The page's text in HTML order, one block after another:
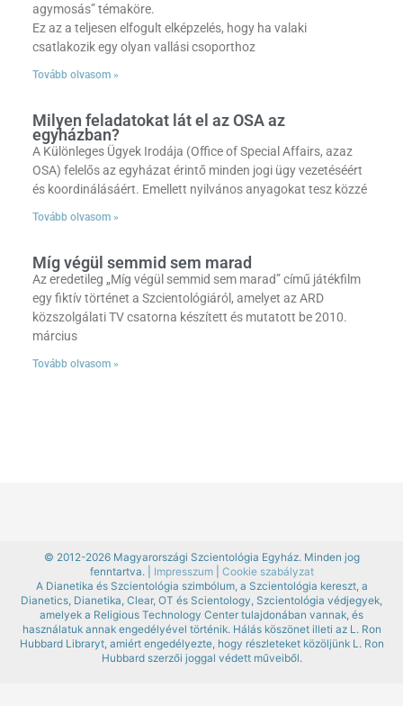
agymosás” témaköre.
Ez az a teljesen elfogult elképzelés, hogy ha valaki
csatlakozik egy olyan vallási csoporthoz
Tovább olvasom »
Milyen feladatokat lát el az OSA az
egyházban?
A Különleges Ügyek Irodája (Office of Special Affairs, azaz
OSA) felelős az egyházat érintő minden jogi ügy vezetéséért
és koordinálásáért. Emellett nyilvános anyagokat tesz közzé
Tovább olvasom »
Míg végül semmid sem marad
Az eredetileg „Míg végül semmid sem marad” című játékfilm
egy fiktív történet a Szcientológiáról, amelyet az ARD
közszolgálati TV csatorna készített és mutatott be 2010.
március
Tovább olvasom »
© 2012-2026 Magyarországi Szcientológia Egyház. Minden jog
fenntartva. |
Impresszum| Cookie szabályzat
A Dianetika és Szcientológia szimbólum, a Szcientológia kereszt, a
Dianetics, Dianetika, Clear, OT és Scientology, Szcientológia védjegyek,
amelyek a Religious Technology Center tulajdonában vannak, és
használatuk annak engedélyével történik. Hálás köszönet illeti az L. Ron
Hubbard Libraryt, amiért engedélyezte, hogy részleteket közöljünk L. Ron
Hubbard szerzői joggal védett műveiből.